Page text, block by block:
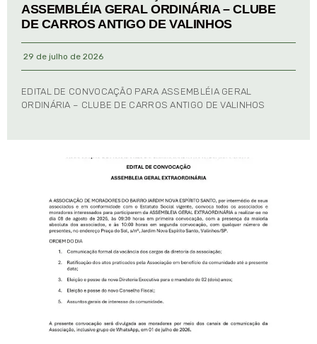
ASSEMBLÉIA GERAL ORDINÁRIA – CLUBE
DE CARROS ANTIGO DE VALINHOS
29 de julho de 2026
EDITAL DE CONVOCAÇÃO PARA ASSEMBLÉIA GERAL
ORDINÁRIA – CLUBE DE CARROS ANTIGO DE VALINHOS